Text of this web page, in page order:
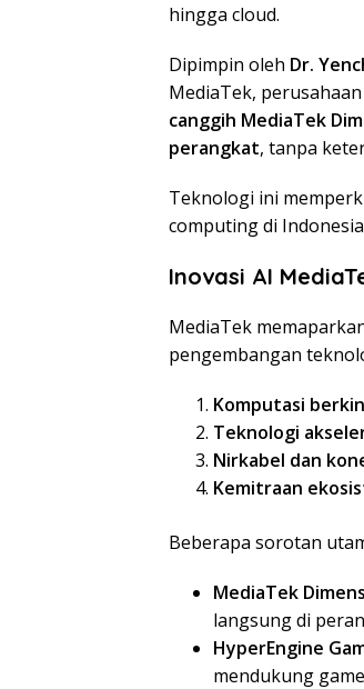
hingga cloud.
Dipimpin oleh Dr.
MediaTek,
canggih MediaTek
perangkat, tanpa
Teknologi ini
computing di
Inovasi AI
MediaTek
pengembangan
Komputasi
Teknologi
Nirkabel dan
Kemitraan
Beberapa sorotan
MediaTek
langsung di
HyperEngine
mendukung